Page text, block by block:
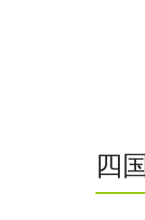
四